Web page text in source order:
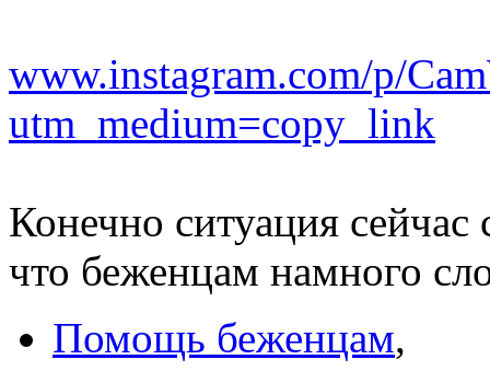
www.instagram.com/p/
utm_medium=copy_link
Конечно ситуация сейчас
что беженцам намного
Помощь беженцам,